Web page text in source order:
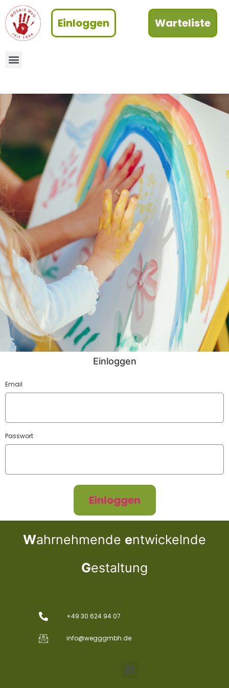
Einloggen Warteliste
Einloggen
Email
Passwort
Einloggen
Wahrnehmende entwickelnde
Gestaltung
+49 30 624 94 07
info@wegggmbh.de